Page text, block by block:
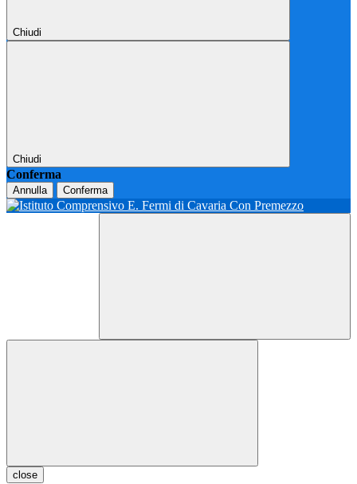
Chiudi
Chiudi
Conferma
Annulla Conferma
close